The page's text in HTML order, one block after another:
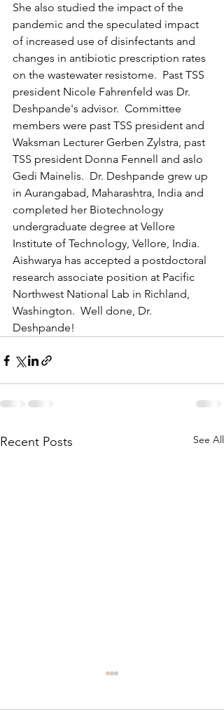
She also studied the impact of the
pandemic and the speculated impact
of increased use of disinfectants and
changes in antibiotic prescription rates
on the wastewater resistome.  Past TSS
president Nicole Fahrenfeld was Dr.
Deshpande's advisor.  Committee
members were past TSS president and
Waksman Lecturer Gerben Zylstra, past
TSS president Donna Fennell and aslo
Gedi Mainelis.  Dr. Deshpande grew up
in Aurangabad, Maharashtra, India and
completed her Biotechnology
undergraduate degree at Vellore
Institute of Technology, Vellore, India.
Aishwarya has accepted a postdoctoral
research associate position at Pacific
Northwest National Lab in Richland,
Washington.  Well done, Dr.
Deshpande!
Recent Posts See All